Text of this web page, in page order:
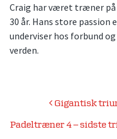
Craig har været træner på
30 år. Hans store
underviser hos forbund
verden.
Gigantisk
Padeltræner 4 – sidste